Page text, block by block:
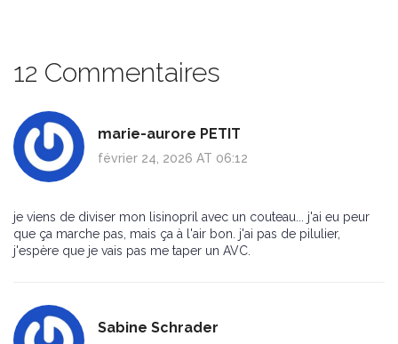
12 Commentaires
marie-aurore PETIT
février 24, 2026 AT 06:12
je viens de diviser mon lisinopril avec un couteau... j'ai eu peur
que ça marche pas, mais ça à l'air bon. j'ai pas de pilulier,
j'espère que je vais pas me taper un AVC.
Sabine Schrader